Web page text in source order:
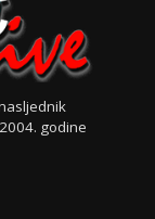
godine